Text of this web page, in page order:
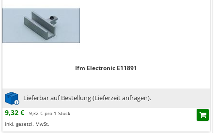
Ifm Electronic E11891
Lieferbar auf Bestellung (Lieferzeit anfragen).
9,32 €
9,32 € pro 1 Stück
inkl. gesetzl. MwSt.